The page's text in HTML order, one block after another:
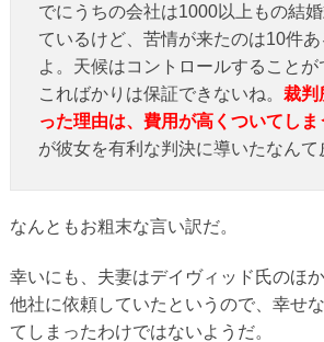
でにうちの会社は1000以上もの結
ているけど、苦情が来たのは10件
よ。天候はコントロールすることが
こればかりは保証できないね。 裁判
った理由は、費用が高くついてしま
が彼女を有利な判決に導いたなんて
なんともお粗末な言い訳だ。
幸いにも、夫妻はデイヴィッド氏のほ
他社に依頼していたというので、幸せ
てしまったわけではないようだ。